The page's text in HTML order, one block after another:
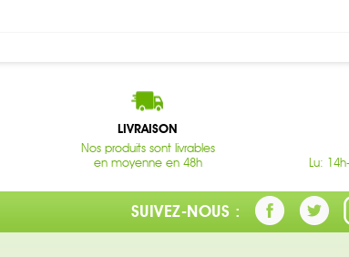
LIVRAISON
Nos produits sont livrables
en moyenne en 48h
Lu:
SUIVEZ-NOUS :